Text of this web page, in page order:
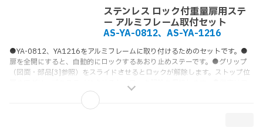
ステンレス ロック付重量扉用ステ
ー アルミフレーム取付セット
AS-YA-0812、AS-YA-1216
●YA-0812、YA1216をアルミフレームに取り付けるためのセットです。●
扉を全開にすると、自動的にロックするあおり止めステーです。●グリップ
（図面・部品[3]参照）をスライドさせるとロックが解除します。ストップ位
ック解除操作をしながら扉を閉めるため大変だった作業も、ステーから手を
離して扉を閉めることができるため、安全・確実です。●上蓋扉、上開き扉